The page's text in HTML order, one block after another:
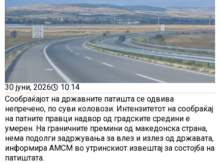
30 јуни, 2026
10:14
Сообраќајот на државните патишта се одвива
непречено, по суви коловози. Интензитетот на сообраќај
на патните правци надвор од градските средини е
умерен. На граничните премини од македонска страна,
нема подолги задржувања за влез и излез од државата,
информира АМСМ во утринскиот извештај за состојба на
патиштата.